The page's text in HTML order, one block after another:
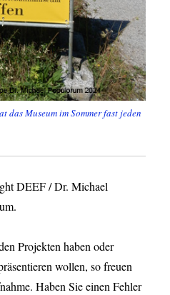
das Museum im Sommer fast jeden
DEEF / Dr. Michael
Projekten haben oder
wollen, so freuen
Haben Sie einen Fehler